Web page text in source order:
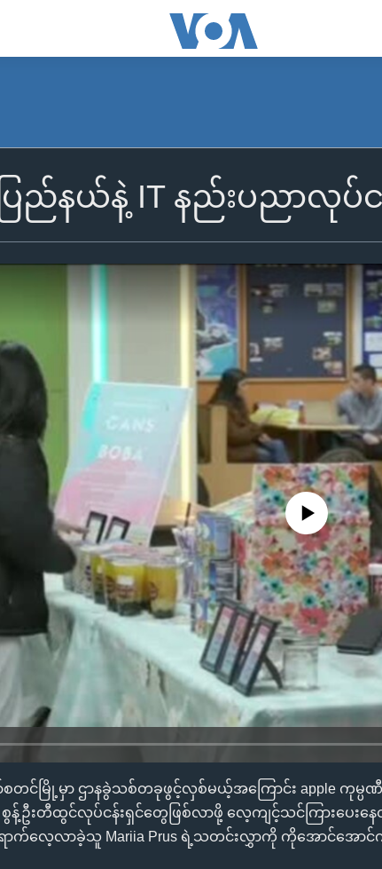
နယ်နဲ့ IT နည်းပညာလုပ်ငန်
No media source currently
င်မြို့မှာ ဌာနခွဲသစ်တခုဖွင့်လှစ်မယ့်အကြောင်း apple ကုမ္ပ
စွန့်ဦးတီထွင်လုပ်ငန်းရှင်တွေဖြစ်လာဖို့ လေ့ကျင့်သင်ကြားပေးန
လေ့လာခဲ့သူ Mariia Prus ရဲ့သတင်းလွှာကို ကိုအောင်အောင်က